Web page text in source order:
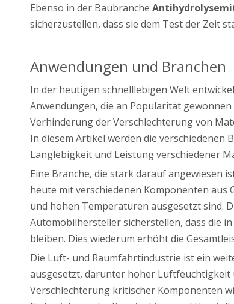
Ebenso in der Baubranche
sicherzustellen, dass sie dem Test der Zeit
Anwendungen und Branchen
In der heutigen schnelllebigen Welt
Anwendungen, die an Popularität
Verhinderung der Verschlechterung von
In diesem Artikel werden die
Langlebigkeit und Leistung verschiedener
Eine Branche, die stark darauf angewiesen
heute mit verschiedenen Komponenten
und hohen Temperaturen ausgesetzt sind.
Automobilhersteller sicherstellen, dass die
bleiben. Dies wiederum erhöht die
Die Luft- und Raumfahrtindustrie ist ein
ausgesetzt, darunter hoher Luftfeuchtigkeit
Verschlechterung kritischer Komponenten